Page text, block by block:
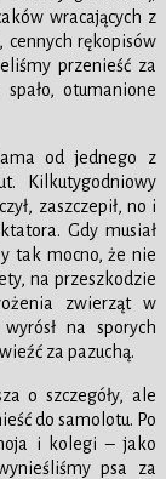
wracających z
cennych rękopisów
przenieść za
otumanione
od jednego z
Kilkutygodniowy
zaszczepił, no i
Gdy musiał
tak mocno, że nie
na przeszkodzie
zwierząt w
na sporych
za pazuchą.
o szczegóły, ale
do samolotu. Po
i kolegi – jako
psa za